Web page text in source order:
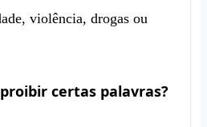
violência, drogas ou
certas palavras?